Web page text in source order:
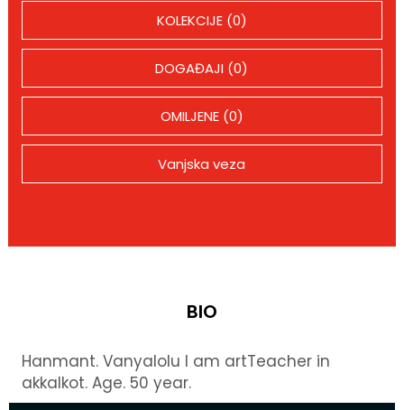
KOLEKCIJE (0)
DOGAĐAJI (0)
OMILJENE (0)
Vanjska veza
BIO
Hanmant. Vanyalolu l am artTeacher in
akkalkot. Age. 50 year.